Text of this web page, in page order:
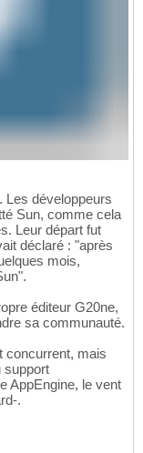
Les développeurs
Sun, comme cela
Leur départ fut
déclaré : "après
mois,
éditeur G20ne,
sa communauté.
concurrent, mais
support
AppEngine, le vent
.